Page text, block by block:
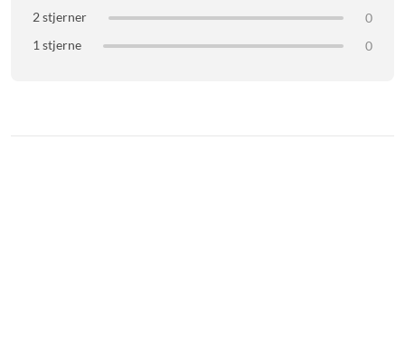
2 stjerner
0
1 stjerne
0